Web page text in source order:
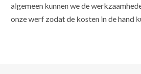
algemeen kunnen we de
onze werf zodat de kosten in de hand